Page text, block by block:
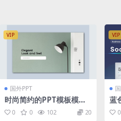
VIP
国外PPT
时尚简约的PPT模板模板
（PPTX）
0 0 102 20
VIP
蓝
int0